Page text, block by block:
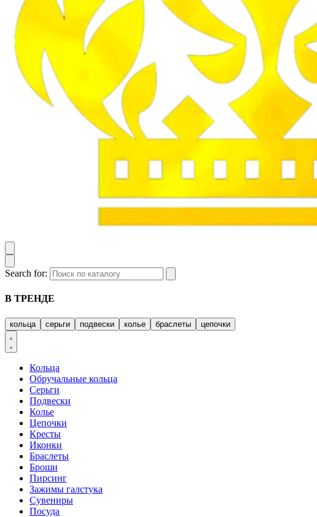
Search for:
В ТРЕНДЕ
кольца серьги подвески колье браслеты цепочки
Кольца
Обручальные кольца
Серьги
Подвески
Колье
Цепочки
Кресты
Иконки
Браслеты
Броши
Пирсинг
Зажимы галстука
Сувениры
Посуда